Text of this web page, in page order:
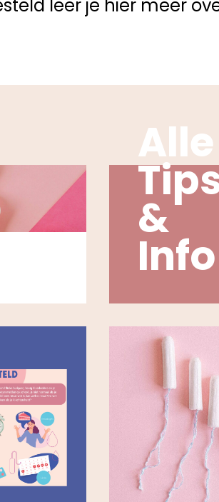
leer je hier meer
Alle
&
Info